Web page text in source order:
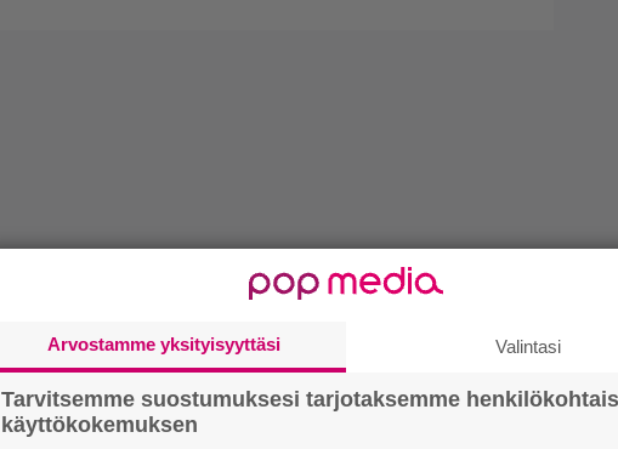
Arvostamme yksityisyyttäsi Valintasi
Tarvitsemme suostumuksesi tarjotaksemme
käyttökokemuksen